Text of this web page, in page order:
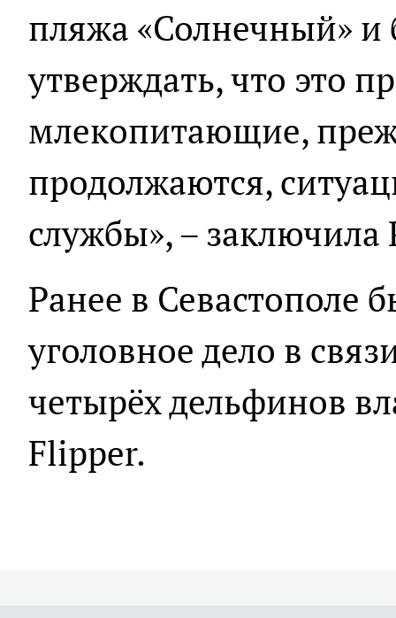
пляжа «Солнечный»
утверждать, что это
млекопитающие,
продолжаются,
службы», – заключила
Ранее в Севастополе
уголовное дело в
четырёх дельфинов
Flipper.